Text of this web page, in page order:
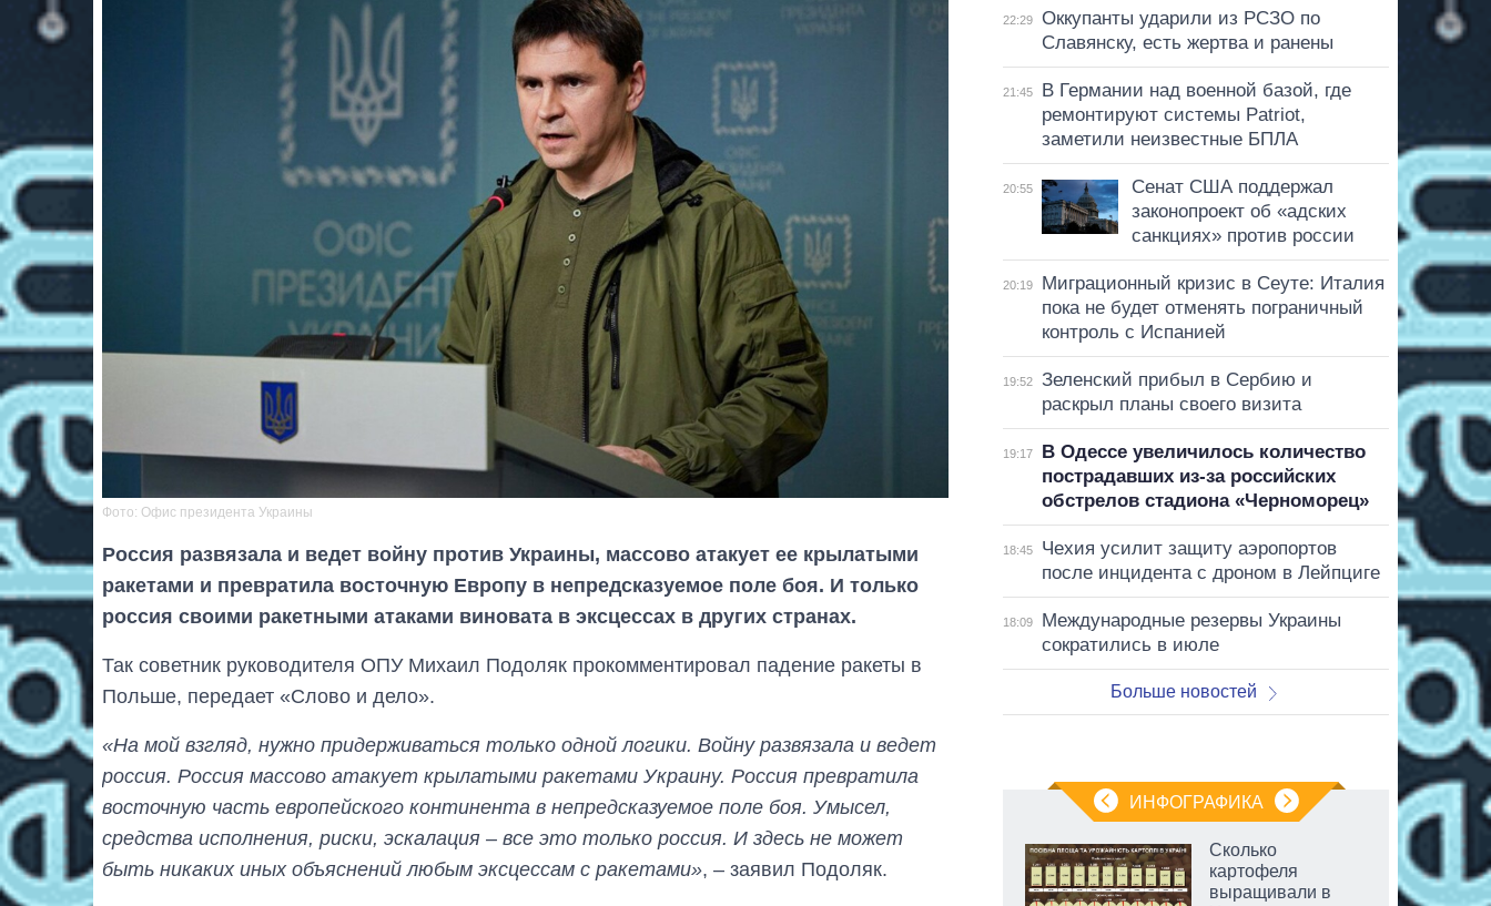
Фото: Офис президента Украины
Россия развязала и ведет войну против Украины, массово атакует ее крылатыми
ракетами и превратила восточную Европу в непредсказуемое поле боя. И только
россия своими ракетными атаками виновата в эксцессах в других странах.
Так советник руководителя ОПУ Михаил Подоляк прокомментировал падение ракеты в
Польше, передает «Слово и дело».
«На мой взгляд, нужно придерживаться только одной логики. Войну развязала и ведет
россия. Россия массово атакует крылатыми ракетами Украину. Россия превратила
восточную часть европейского континента в непредсказуемое поле боя. Умысел,
средства исполнения, риски, эскалация – все это только россия. И здесь не может
быть никаких иных объяснений любым эксцессам с ракетами», – заявил Подоляк.
22:29
Оккупанты ударили из РСЗО по
Славянску, есть жертва и ранены
21:45
В Германии над военной базой, где
ремонтируют системы Patriot,
заметили неизвестные БПЛА
20:55
Сенат США поддержал
законопроект об «адских
санкциях» против россии
20:19
Миграционный кризис в Сеуте: Италия
пока не будет отменять пограничный
контроль с Испанией
19:52
Зеленский прибыл в Сербию и
раскрыл планы своего визита
19:17
В Одессе увеличилось количество
пострадавших из-за российских
обстрелов стадиона «Черноморец»
18:45
Чехия усилит защиту аэропортов
после инцидента с дроном в Лейпциге
18:09
Международные резервы Украины
сократились в июле
Больше новостей
ИНФОГРАФИКА
Как изменился
бюджет
Сколько
картофеля
выращивали в